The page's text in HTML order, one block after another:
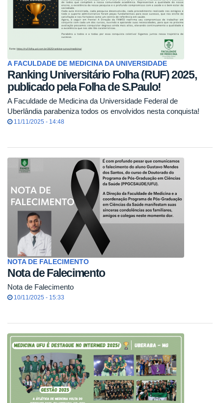
A FACULDADE DE MEDICINA DA UNIVERSIDADE
Ranking Universitário Folha (RUF) 2025,
publicado pela Folha de S.Paulo!
A Faculdade de Medicina da Universidade Federal de
Uberlândia parabeniza todos os envolvidos nesta conquista!
11/11/2025 - 14:48
NOTA DE FALECIMENTO
Nota de Falecimento
Nota de Falecimento
10/11/2025 - 15:33